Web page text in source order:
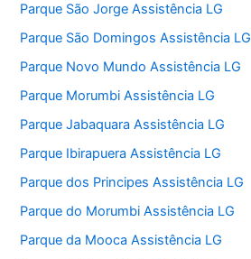
Parque São Jorge Assistência LG
Parque São Domingos Assistência LG
Parque Novo Mundo Assistência LG
Parque Morumbi Assistência LG
Parque Jabaquara Assistência LG
Parque Ibirapuera Assistência LG
Parque dos Principes Assistência LG
Parque do Morumbi Assistência LG
Parque da Mooca Assistência LG